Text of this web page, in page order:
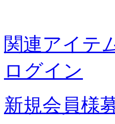
関連アイテ
ログイン
新規会員様